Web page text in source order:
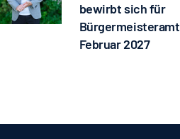
bewirbt sich für
Februar 2027